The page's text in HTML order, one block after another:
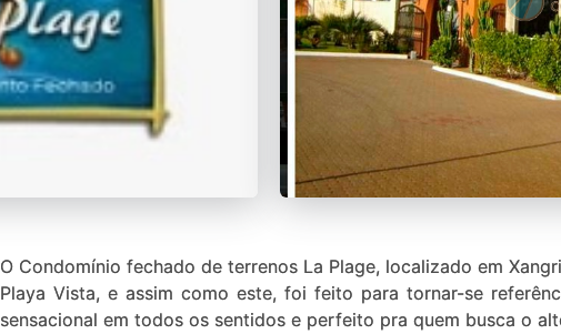
O Condomínio fechado de terrenos La Plage, localizado em
Playa Vista, e assim como este, foi feito para tornar-se
sensacional em todos os sentidos e perfeito pra quem busca o